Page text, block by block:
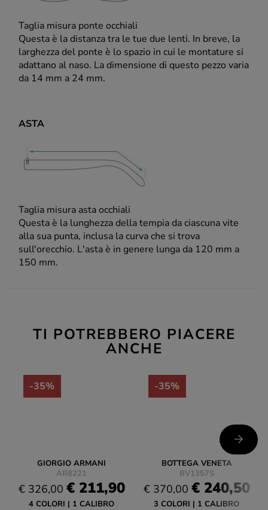
Taglia misura ponte occhiali
Questa è la distanza tra le tue due lenti. In breve, la
larghezza del ponte è lo spazio in cui le montature si
adattano al naso. La dimensione di questo pezzo varia
da 14 mm a 24 mm.
ASTA
Taglia misura asta occhiali
Questa è la lunghezza della tempia da ciascuna vite
alla sua punta, inclusa la curva che si trova
sull'orecchio. L'asta è in genere lunga da 120 mm a
150 mm.
TI POTREBBERO PIACERE
ANCHE
-35%
GIORGIO ARMANI
AR8221
€ 326,00 € 211,90
4 COLORI 1 CALIBRO
-35%
BOTTEGA VENETA
BV1357S
€ 370,00 € 240,50
3 COLORI 1 CALIBRO